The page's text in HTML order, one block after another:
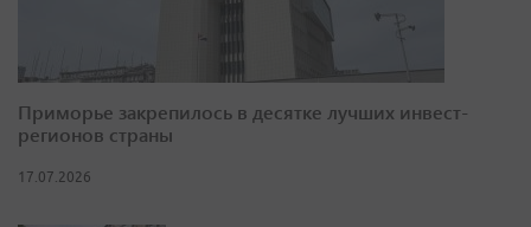
Приморье закрепилось в десятке лучших инвест-
регионов страны
17.07.2026